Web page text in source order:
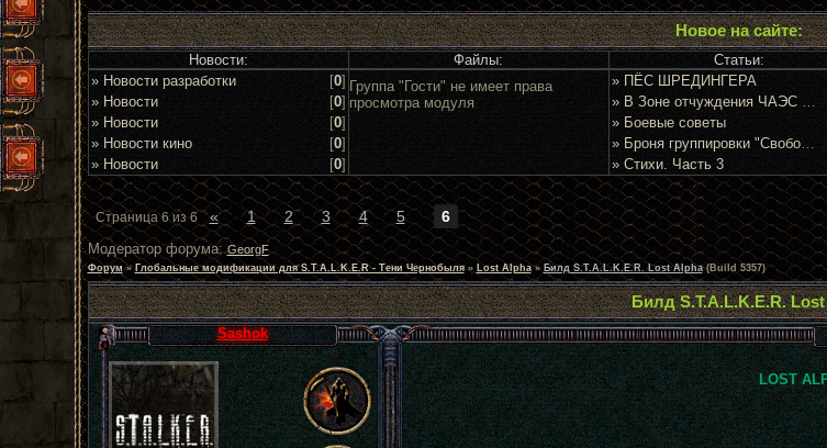
Новое на сайте:
Новости: Файлы: Статьи:
» Новости разработки
[0]
» Новости
[0]
» Новости
[0]
» Новости кино
[0]
» Новости
[0]
Группа "Гости" не имеет права
просмотра модуля
» ПЁС ШРЕДИНГЕРА
» В Зоне отчуждения ЧАЭС задержан очередной сталкер
» Боевые советы
» Броня группировки "Свобода"
» Стихи. Часть 3
Страница6из6 « 1 2 3 4 5 6
Модератор форума:GeorgF
Форум » Глобальные модификации для S.T.A.L.K.E.R - Тени Чернобыля » Lost Alpha » Билд S.T.A.L.K.E.R. Lost Alpha (Build 5357)
Билд S.T.A.L.K.E.R.
LOST
Sashok